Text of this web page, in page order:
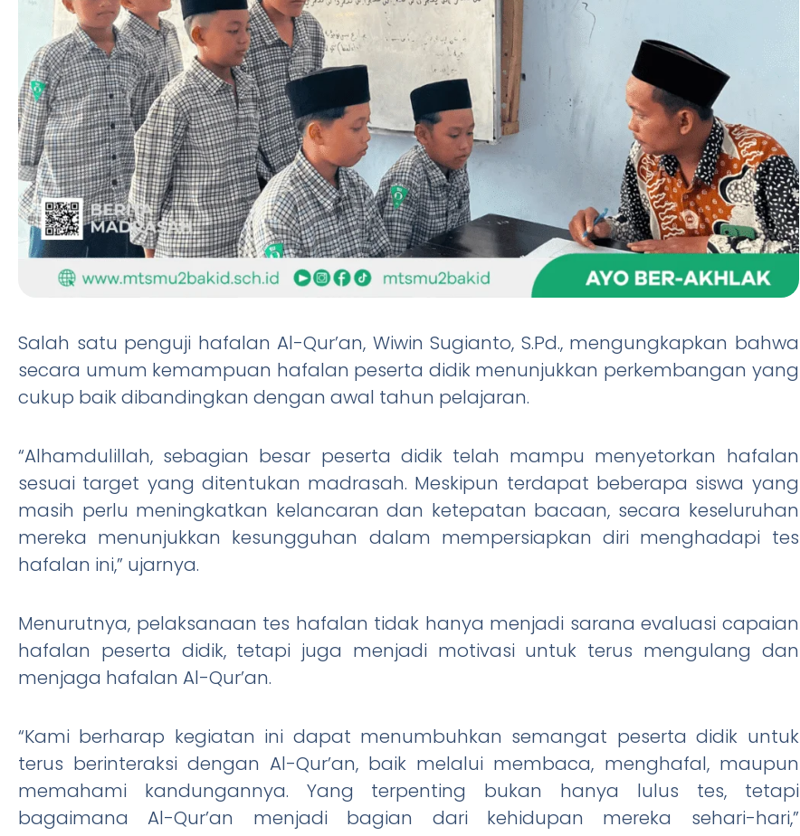
Salah satu penguji hafalan Al-Qur’an, Wiwin Sugianto, S.Pd., mengungkapkan bahwa
secara umum kemampuan hafalan peserta didik menunjukkan perkembangan yang
cukup baik dibandingkan dengan awal tahun pelajaran.
“Alhamdulillah, sebagian besar peserta didik telah mampu menyetorkan hafalan
sesuai target yang ditentukan madrasah. Meskipun terdapat beberapa siswa yang
masih perlu meningkatkan kelancaran dan ketepatan bacaan, secara keseluruhan
mereka menunjukkan kesungguhan dalam mempersiapkan diri menghadapi tes
hafalan ini,” ujarnya.
Menurutnya, pelaksanaan tes hafalan tidak hanya menjadi sarana evaluasi capaian
hafalan peserta didik, tetapi juga menjadi motivasi untuk terus mengulang dan
menjaga hafalan Al-Qur’an.
“Kami berharap kegiatan ini dapat menumbuhkan semangat peserta didik untuk
terus berinteraksi dengan Al-Qur’an, baik melalui membaca, menghafal, maupun
memahami kandungannya. Yang terpenting bukan hanya lulus tes, tetapi
bagaimana Al-Qur’an menjadi bagian dari kehidupan mereka sehari-hari,”